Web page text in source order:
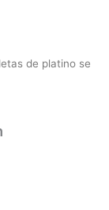
de platino se